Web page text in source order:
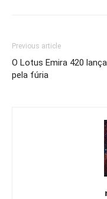
Previous article
O Lotus Emira 420
pela fúria